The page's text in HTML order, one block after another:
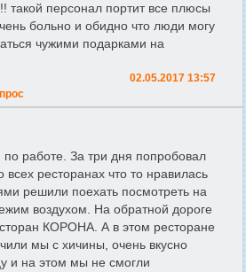
такой персонал портит все плюсы
больно и обидно что люди могу
чужими подарками на
02.05.2017 13:57
по работе. За три дня попробовал
всех ресторанах что то нравилась
решили поехать посмотреть на
воздухом. На обратной дороге
КОРОНА. А в этом ресторане
мы с хичины, очень вкусно
и на этом мы не смогли